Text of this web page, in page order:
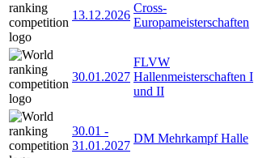
13.12.2026
Cross-
Europameisterschaften
30.01.2027
FLVW
Hallenmeisterschaften I
und II
30.01 -
31.01.2027
DM Mehrkampf Halle